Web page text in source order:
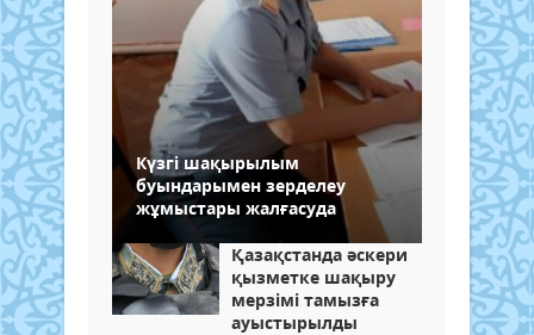
Күзгі шақырылым
буындарымен зерделеу
жұмыстары жалғасуда
Қазақстанда әскери
қызметке шақыру
мерзімі тамызға
ауыстырылды